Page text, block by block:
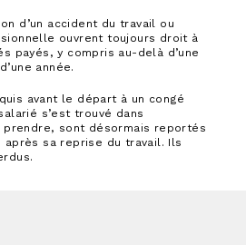
d’un accident du travail ou
ouvrent toujours droit à
payés, y compris au-delà d’une
année.
avant le départ à un congé
s’est trouvé dans
sont désormais reportés
après sa reprise du travail. Ils